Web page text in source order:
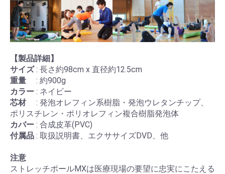
【製品詳細】
サイズ: 長さ約98cm x 直径約12.5cm
重量 : 約900g
カラー : ネイビー
芯材: 発泡オレフィン系樹脂・発泡ウレタンチップ、
ポリスチレン・ポリオレフィン複合樹脂発泡体
カバー : 合成皮革(PVC)
付属品 : 取扱説明書、エクササイズDVD、他
注意
ストレッチポールMXは医療現場の要望に忠実にこたえる